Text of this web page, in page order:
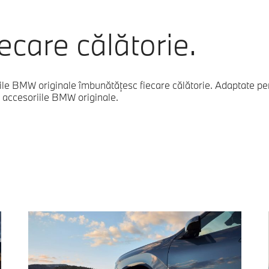
călătorie.
BMW originale îmbunătățesc fiecare călătorie. Adaptate
BMW originale.